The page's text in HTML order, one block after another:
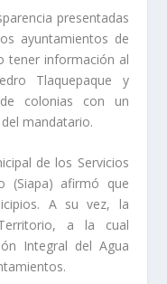
presentadas
ayuntamientos de
tener información al
Tlaquepaque y
colonias con un
mandatario.
de los Servicios
(Siapa) afirmó que
A su vez, la
a la cual
Integral del Agua